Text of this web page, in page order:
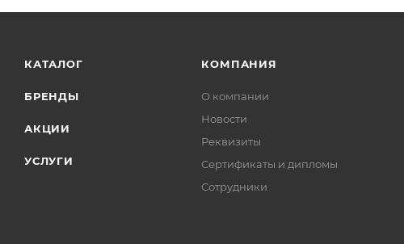
КАТАЛОГ
БРЕНДЫ
АКЦИИ
УСЛУГИ
КОМПАНИЯ
О компании
Новости
Реквизиты
Сертификаты и дипломы
Сотрудники